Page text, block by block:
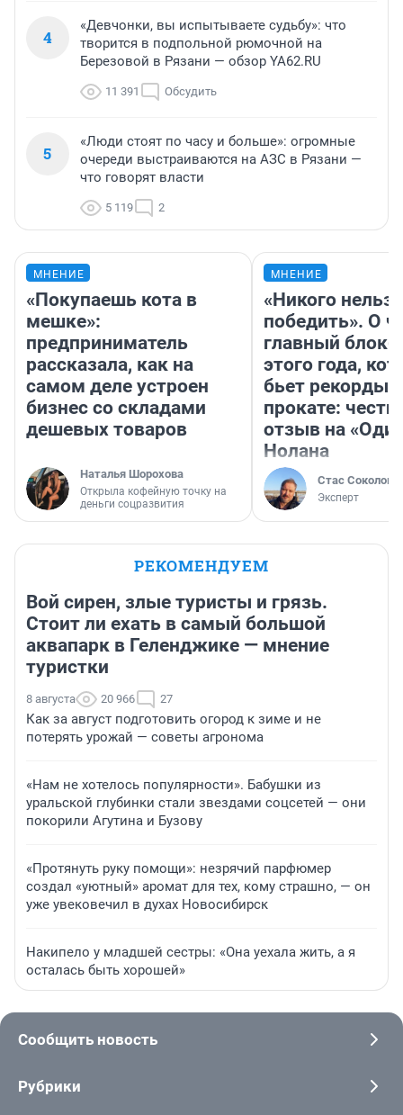
4
«Девчонки, вы испытываете судьбу»: что
творится в подпольной рюмочной на
Березовой в Рязани — обзор YA62.RU
11 391 Обсудить
5
«Люди стоят по часу и больше»: огромные
очереди выстраиваются на АЗС в Рязани —
что говорят власти
5 119 2
МНЕНИЕ
«Покупаешь кота в
мешке»:
предприниматель
рассказала, как на
самом деле устроен
бизнес со складами
дешевых товаров
Наталья Шорохова
Открыла кофейную точку на
деньги соцразвития
МНЕНИЕ
«Никого нельзя
победить». О
главный
этого года,
бьет рекорды в
прокате:
отзыв на
Нолана
Стас Соколов
Эксперт
РЕКОМЕНДУЕМ
Вой сирен, злые туристы и грязь.
Стоит ли ехать в самый большой
аквапарк в Геленджике — мнение
туристки
8 августа 20 966 27
Как за август подготовить огород к зиме и не
потерять урожай — советы агронома
«Нам не хотелось популярности». Бабушки из
уральской глубинки стали звездами соцсетей — они
покорили Агутина и Бузову
«Протянуть руку помощи»: незрячий парфюмер
создал «уютный» аромат для тех, кому страшно, — он
уже увековечил в духах Новосибирск
Накипело у младшей сестры: «Она уехала жить, а я
осталась быть хорошей»
Сообщить новость
Рубрики